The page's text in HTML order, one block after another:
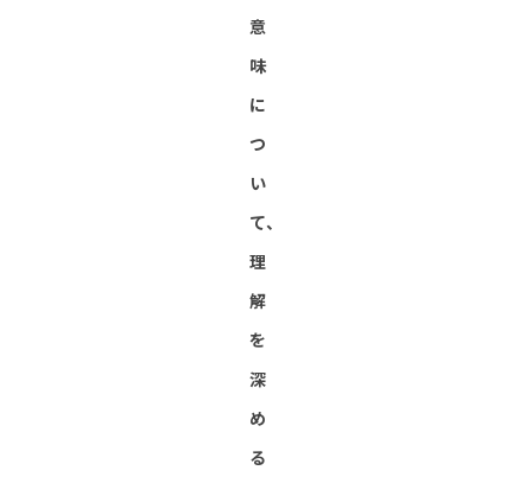
意
味
に
つ
い
て、
理
解
を
深
め
る